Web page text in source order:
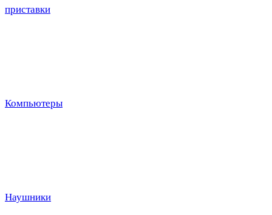
приставки
Компьютеры
Наушники